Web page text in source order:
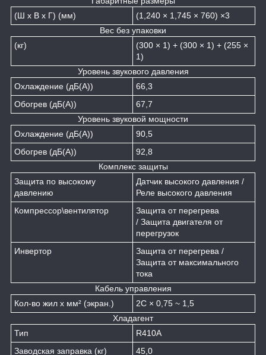
(Ш х В х Г) (мм)
(1,240 × 1,745 × 760) ×3
Вес без упаковки
(кг)
(300 × 1) + (300 × 1) + (255 ×
1)
Уровень звукового давления
Охлаждение (дБ(А))
66,3
Обогрев (дБ(А))
67,7
Уровень звуковой мощности
Охлаждение (дБ(А))
90,5
Обогрев (дБ(А))
92,8
Комплекс защиты
Защита по высокому
давлению
Датчик высокого давления /
Реле высокого давления
Компрессор\вентилятор
Защита от перегрева
/ Защита двигателя от
перегрузок
Инвертор
Защита от перегрева /
Защита от максимального
тока
Кабель управления
Кол-во жил х мм² (экран.)
2C × 0,75 ~ 1,5
Хладагент
Тип
R410A
Заводская заправка (кг)
45,0